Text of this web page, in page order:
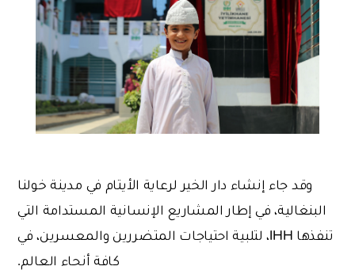
وقد جاء إنشاء دار الخير لرعاية الأيتام في مدينة خولنا
البنغالية، في إطار المشاريع الإنسانية المستدامة التي
تنفذها IHH، لتلبية احتياجات المتضررين والمعسرين، في
كافة أنحاء العالم.